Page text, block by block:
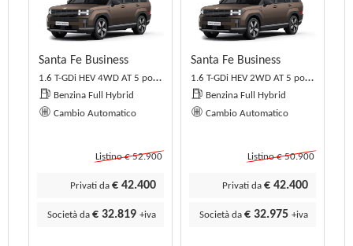
Santa Fe Business
1.6 T-GDi HEV 4WD AT 5 posti Business
Benzina Full Hybrid
Cambio Automatico
Listino € 52.900
Privati da € 42.400
Società da € 32.819 +iva
Santa Fe Business
1.6 T-GDi HEV 2WD AT 5 posti Business
Benzina Full Hybrid
Cambio Automatico
Listino € 50.900
Privati da € 42.400
Società da € 32.975 +iva